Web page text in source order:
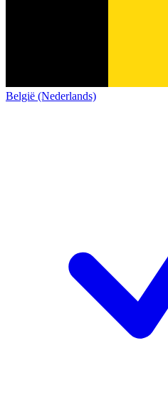
België (Nederlands)